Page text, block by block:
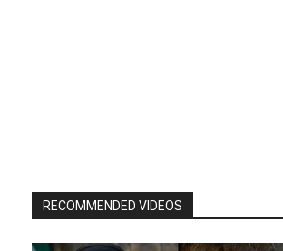
RECOMMENDED VIDEOS